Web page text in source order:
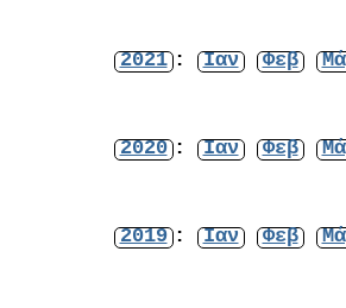
2021 : Ιαν Φεβ
2020 : Ιαν Φεβ
2019 : Ιαν Φεβ